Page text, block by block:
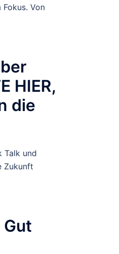
Von
HIER,
die
Talk und
Zukunft